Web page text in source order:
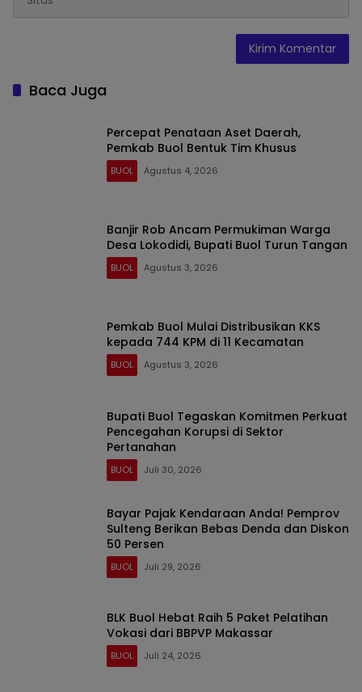
Baca Juga
Percepat Penataan Aset Daerah,
Pemkab Buol Bentuk Tim Khusus
BUOL Agustus 4, 2026
Banjir Rob Ancam Permukiman Warga
Desa Lokodidi, Bupati Buol Turun Tangan
BUOL Agustus 3, 2026
Pemkab Buol Mulai Distribusikan KKS
kepada 744 KPM di 11 Kecamatan
BUOL Agustus 3, 2026
Bupati Buol Tegaskan Komitmen Perkuat
Pencegahan Korupsi di Sektor
Pertanahan
BUOL Juli 30, 2026
Bayar Pajak Kendaraan Anda! Pemprov
Sulteng Berikan Bebas Denda dan Diskon
50 Persen
BUOL Juli 29, 2026
BLK Buol Hebat Raih 5 Paket Pelatihan
Vokasi dari BBPVP Makassar
BUOL Juli 24, 2026